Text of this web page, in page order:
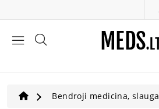
Bendroji Medicina, Slauga
Bendroji medicina, slauga